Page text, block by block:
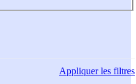
Appliquerles filtres